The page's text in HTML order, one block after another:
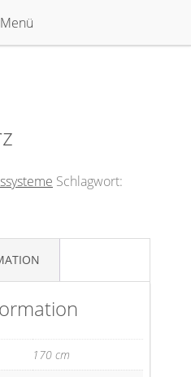
Schlagwort:
170 cm